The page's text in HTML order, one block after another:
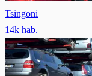
Tsingoni
14k hab.